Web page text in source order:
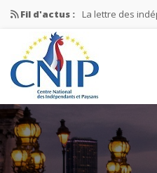
Fil d'actus : La lettre des
La lettre des
La lettre des
Mission nationale
La lettre des